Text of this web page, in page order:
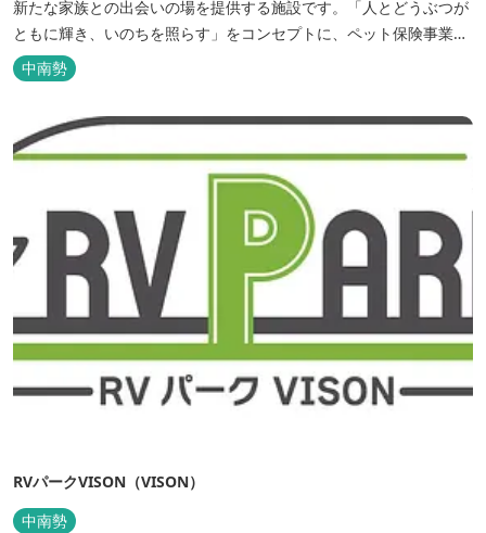
新たな家族との出会いの場を提供する施設です。「人とどうぶつが
ともに輝き、いのちを照らす」をコンセプトに、ペット保険事業を
行うアニコムグループが運営します。また、本施設では、飼い主様
と一緒にVISONへ訪れたペットを一時的にお預かりするペットホテ
中南勢
RVパークVISON（VISON）
中南勢